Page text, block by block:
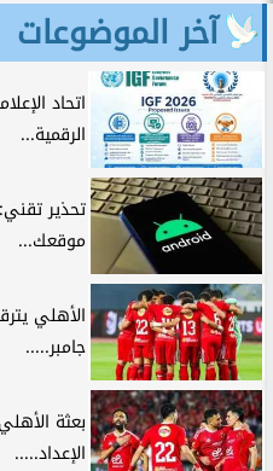
آخر الموضوعات
اتحاد
الرقمية...
تحذير
موقعك...
الأهلي
جامبر.....
بعثة
الإعداد.....